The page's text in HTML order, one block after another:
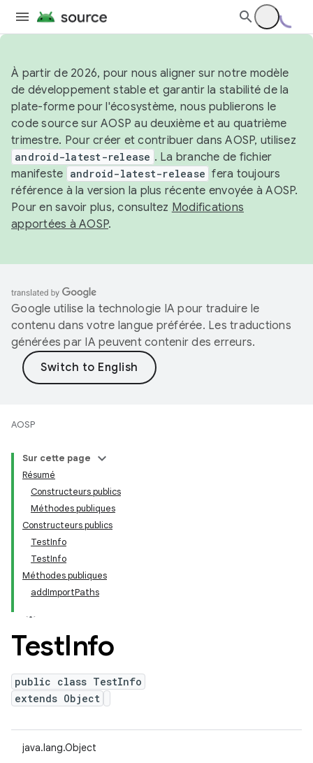
À partir de 2026, pour nous aligner sur notre modèle
de développement stable et garantir la stabilité de la
plate-forme pour l'écosystème, nous publierons le
code source sur AOSP au deuxième et au quatrième
trimestre. Pour créer et contribuer dans AOSP, utilisez
android-latest-release . La branche de fichier
manifeste android-latest-release fera toujours
référence à la version la plus récente envoyée à AOSP.
Pour en savoir plus, consultez Modifications
apportées à AOSP.
Google utilise la technologie IA pour traduire le
contenu dans votre langue préférée. Les traductions
générées par IA peuvent contenir des erreurs.
AOSP
Sur cette page
Résumé
Constructeurs publics
Méthodes publiques
Constructeurs publics
TestInfo
TestInfo
Méthodes publiques
addImportPaths
TestInfo
public class TestInfo
extends Object
java.lang.Object